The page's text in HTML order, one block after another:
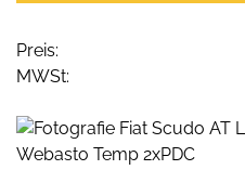
Preis:
MWSt: